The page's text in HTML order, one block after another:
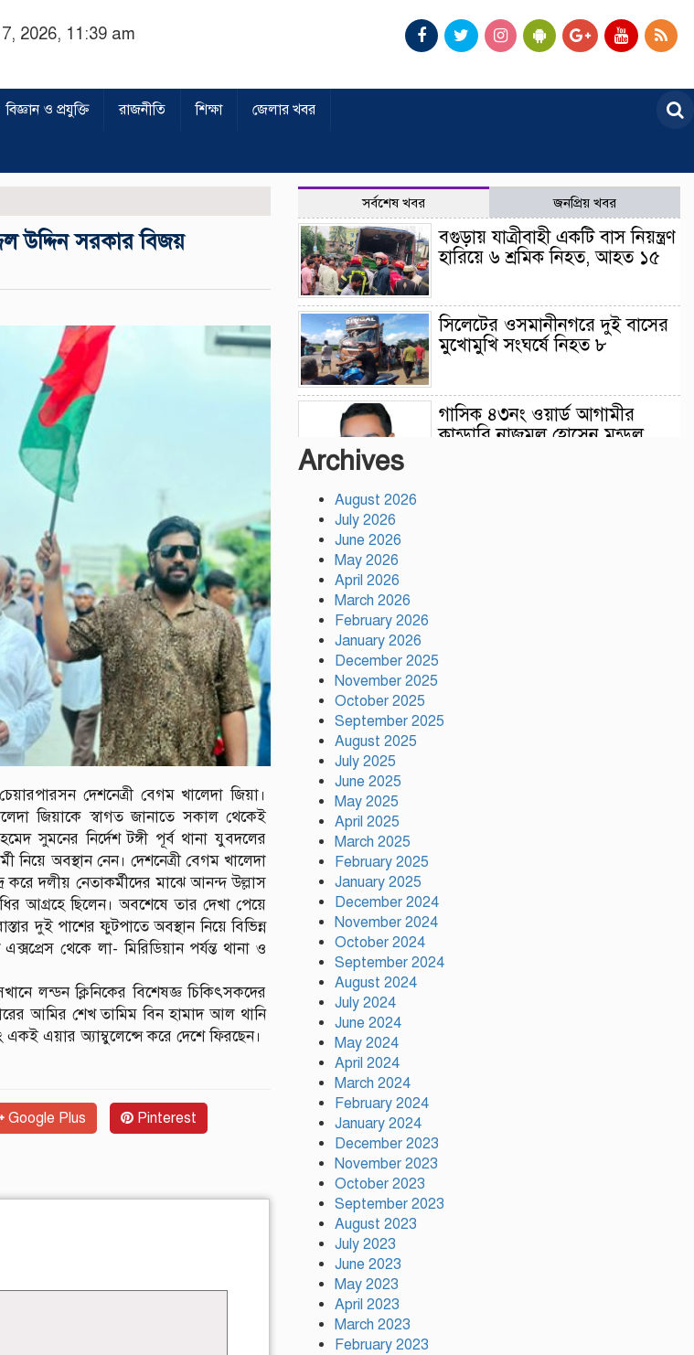
2026, 11:39 am
বিজ্ঞান ও প্রযুক্তি রাজনীতি শিক্ষা জেলার খবর
উদ্দিন সরকার বিজয়
দেশনেত্রী বেগম খালেদা জিয়া।
জিয়াকে স্বাগত জানাতে সকাল থেকেই
সুমনের নির্দেশ টঙ্গী পূর্ব থানা যুবদলের
নিয়ে অবস্থান নেন। দেশনেত্রী বেগম খালেদা
দলীয় নেতাকর্মীদের মাঝে আনন্দ উল্লাস
আগ্রহে ছিলেন। অবশেষে তার দেখা পেয়ে
দুই পাশের ফুটপাতে অবস্থান নিয়ে বিভিন্ন
থেকে লা- মিরিডিয়ান পর্যন্ত থানা ও
লন্ডন ক্লিনিকের বিশেষজ্ঞ চিকিৎসকদের
আমির শেখ তামিম বিন হামাদ আল থানি
এয়ার অ্যাম্বুলেন্সে করে দেশে ফিরছেন।
Google Plus Pinterest
সর্বশেষ খবর জনপ্রিয় খবর
বগুড়ায় যাত্রীবাহী একটি বাস নিয়ন্ত্রণ
হারিয়ে ৬ শ্রমিক নিহত, আহত ১৫
সিলেটের ওসমানীনগরে দুই বাসের
মুখোমুখি সংঘর্ষে নিহত ৮
গাসিক ৪৩নং ওয়ার্ড আগামীর
কান্ডারি নাজমুল হোসেন মন্ডল
টঙ্গীতে কড়ইতলা প্রিমিয়ার লিগের
Archives
August 2026
July 2026
June 2026
May 2026
April 2026
March 2026
February 2026
January 2026
December 2025
November 2025
October 2025
September 2025
August 2025
July 2025
June 2025
May 2025
April 2025
March 2025
February 2025
January 2025
December 2024
November 2024
October 2024
September 2024
August 2024
July 2024
June 2024
May 2024
April 2024
March 2024
February 2024
January 2024
December 2023
November 2023
October 2023
September 2023
August 2023
July 2023
June 2023
May 2023
April 2023
March 2023
February 2023